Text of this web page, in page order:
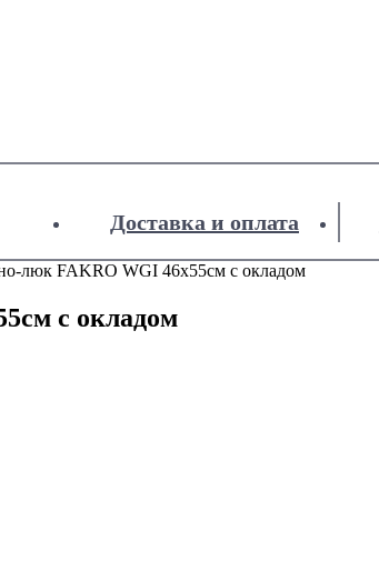
Доставка и оплата
люк FAKRO WGI 46х55см с окладом
с окладом